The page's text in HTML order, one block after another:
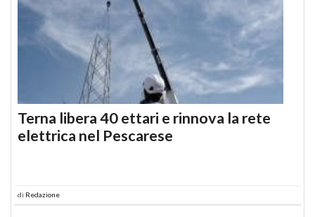
Terna libera 40 ettari e rinnova la rete
elettrica nel Pescarese
di Redazione